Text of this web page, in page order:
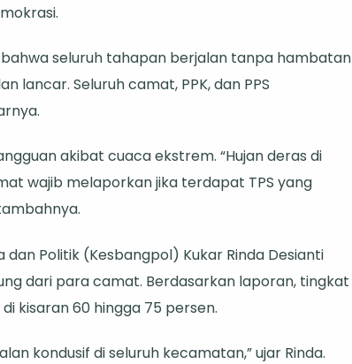
seluruh tahapan berjalan tanpa hambatan
lancar. Seluruh camat, PPK, dan PPS
akibat cuaca ekstrem. “Hujan deras di
wajib melaporkan jika terdapat TPS yang
Politik (Kesbangpol) Kukar Rinda Desianti
dari para camat. Berdasarkan laporan, tingkat
kisaran 60 hingga 75 persen.
kondusif di seluruh kecamatan,” ujar Rinda.